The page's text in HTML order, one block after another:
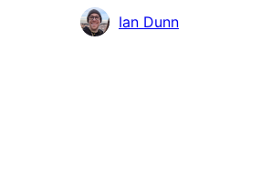
Участники
Ian Dunn